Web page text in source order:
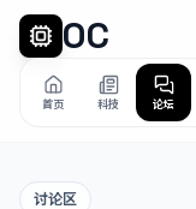
OC
首页 科技 论坛
讨论区